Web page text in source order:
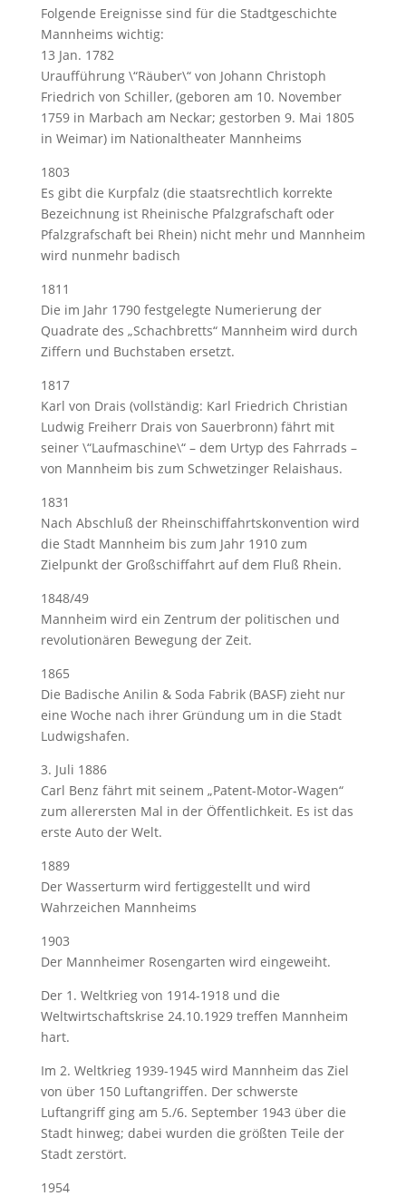
Folgende Ereignisse sind für die Stadtgeschichte
Mannheims wichtig:
13 Jan. 1782
Uraufführung \“Räuber\“ von Johann Christoph
Friedrich von Schiller, (geboren am 10. November
1759 in Marbach am Neckar; gestorben 9. Mai 1805
in Weimar) im Nationaltheater Mannheims
1803
Es gibt die Kurpfalz (die staatsrechtlich korrekte
Bezeichnung ist Rheinische Pfalzgrafschaft oder
Pfalzgrafschaft bei Rhein) nicht mehr und Mannheim
wird nunmehr badisch
1811
Die im Jahr 1790 festgelegte Numerierung der
Quadrate des „Schachbretts“ Mannheim wird durch
Ziffern und Buchstaben ersetzt.
1817
Karl von Drais (vollständig: Karl Friedrich Christian
Ludwig Freiherr Drais von Sauerbronn) fährt mit
seiner \“Laufmaschine\“ – dem Urtyp des Fahrrads –
von Mannheim bis zum Schwetzinger Relaishaus.
1831
Nach Abschluß der Rheinschiffahrtskonvention wird
die Stadt Mannheim bis zum Jahr 1910 zum
Zielpunkt der Großschiffahrt auf dem Fluß Rhein.
1848/49
Mannheim wird ein Zentrum der politischen und
revolutionären Bewegung der Zeit.
1865
Die Badische Anilin & Soda Fabrik (BASF) zieht nur
eine Woche nach ihrer Gründung um in die Stadt
Ludwigshafen.
3. Juli 1886
Carl Benz fährt mit seinem „Patent-Motor-Wagen“
zum allerersten Mal in der Öffentlichkeit. Es ist das
erste Auto der Welt.
1889
Der Wasserturm wird fertiggestellt und wird
Wahrzeichen Mannheims
1903
Der Mannheimer Rosengarten wird eingeweiht.
Der 1. Weltkrieg von 1914-1918 und die
Weltwirtschaftskrise 24.10.1929 treffen Mannheim
hart.
Im 2. Weltkrieg 1939-1945 wird Mannheim das Ziel
von über 150 Luftangriffen. Der schwerste
Luftangriff ging am 5./6. September 1943 über die
Stadt hinweg; dabei wurden die größten Teile der
Stadt zerstört.
1954